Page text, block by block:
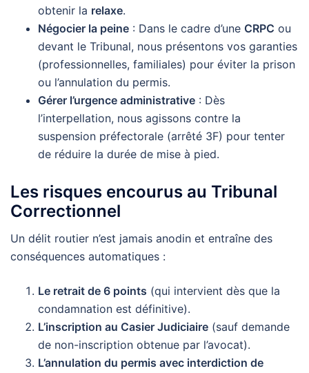
obtenir la relaxe.
Négocier la peine : Dans le cadre d’une CRPC ou
devant le Tribunal, nous présentons vos garanties
(professionnelles, familiales) pour éviter la prison
ou l’annulation du permis.
Gérer l’urgence administrative : Dès
l’interpellation, nous agissons contre la
suspension préfectorale (arrêté 3F) pour tenter
de réduire la durée de mise à pied.
Les risques encourus au Tribunal
Correctionnel
Un délit routier n’est jamais anodin et entraîne des
conséquences automatiques :
Le retrait de 6 points (qui intervient dès que la
condamnation est définitive).
L’inscription au Casier Judiciaire (sauf demande
de non-inscription obtenue par l’avocat).
L’annulation du permis avec interdiction de